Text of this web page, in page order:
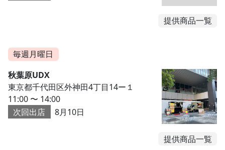
提供商品一覧
毎週月曜日
秋葉原UDX
東京都千代田区外神田4丁目14ー１
11:00 〜 14:00
次回出店
8月10日
提供商品一覧